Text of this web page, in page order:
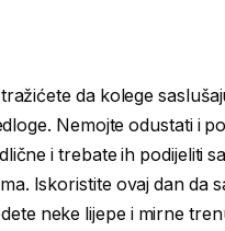
da kolege
Nemojte odustati i
i trebate ih podijeliti sa
Iskoristite ovaj dan da
neke lijepe i mirne